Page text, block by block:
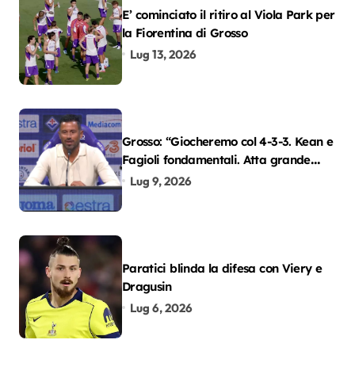
E’ cominciato il ritiro al Viola Park per
la Fiorentina di Grosso
Lug 13, 2026
Grosso: “Giocheremo col 4-3-3. Kean e
Fagioli fondamentali. Atta grande
colpo”
Lug 9, 2026
Paratici blinda la difesa con Viery e
Dragusin
Lug 6, 2026